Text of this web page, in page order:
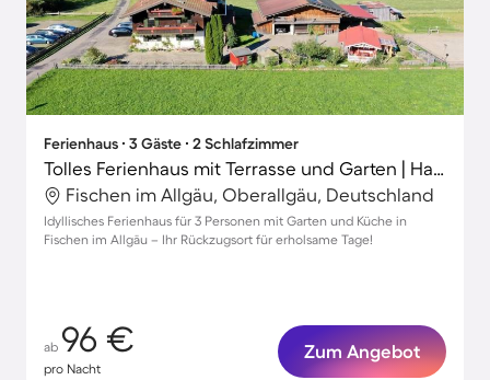
Ferienhaus ∙ 3 Gäste ∙ 2 Schlafzimmer
Tolles Ferienhaus mit Terrasse und Garten | Haustiere sind willkommen
Fischen im Allgäu, Oberallgäu, Deutschland
Idyllisches Ferienhaus für 3 Personen mit Garten und Küche in
Fischen im Allgäu – Ihr Rückzugsort für erholsame Tage!
ab 96 €
pro Nacht
Zum Angebot